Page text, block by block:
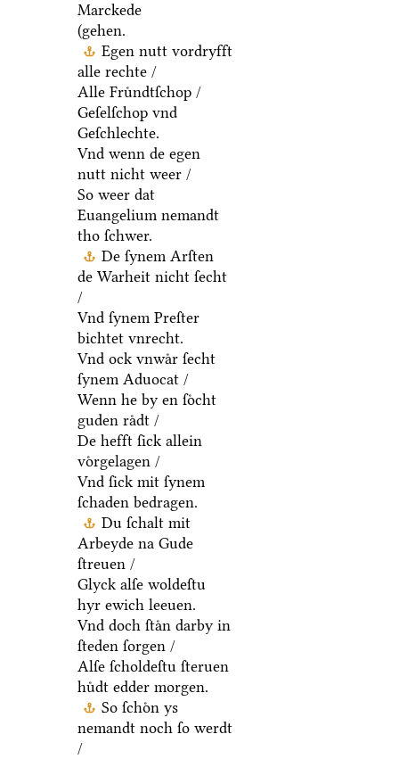
Marckede
(gehen.
Egen nutt vordryfft
alle rechte /
Alle Fruͤndtſchop /
Geſelſchop vnd
Geſchlechte.
Vnd wenn de egen
nutt nicht weer /
So weer dat
Euangelium nemandt
tho ſchwer.
De ſynem Arſten
de Warheit nicht ſecht
/
Vnd ſynem Preſter
bichtet vnrecht.
Vnd ock vnwaͤr ſecht
ſynem Aduocat /
Wenn he by en ſoͤcht
guden raͤdt /
De hefft ſick allein
voͤrgelagen /
Vnd ſick mit ſynem
ſchaden bedragen.
Du ſchalt mit
Arbeyde na Gude
ſtreuen /
Glyck alſe woldeſtu
hyr ewich leeuen.
Vnd doch ſtaͤn darby in
ſteden ſorgen /
Alſe ſcholdeſtu ſteruen
huͤdt edder morgen.
So ſchoͤn ys
nemandt noch ſo werdt
/